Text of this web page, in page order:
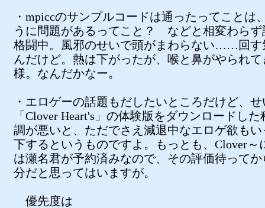
・mpiccのサンプルコードは通ったってことは
うに問題があるってこと？ などと相変わらず
格闘中。風邪のせいで頭がまわらない……回す
んだけど。熱は下がったが、喉と鼻がやられ
様。なんだかなー。
・エロゲーの話題もだしたいところだけど、
「Clover Heart's」の体験版をダウンロードし
調が悪いと、ただでさえ減退中なエロゲ欲も
下するというものですよ。もっとも、Clover～
は瀬名君が予約済みなので、その評価待って
分だと思ってはいますが。
優先度は